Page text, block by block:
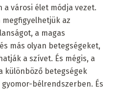
városi élet módja vezet.
az
a magas
más olyan betegségeket,
a szívet. És mégis, a
különböző betegségek
bélrendszerben. És